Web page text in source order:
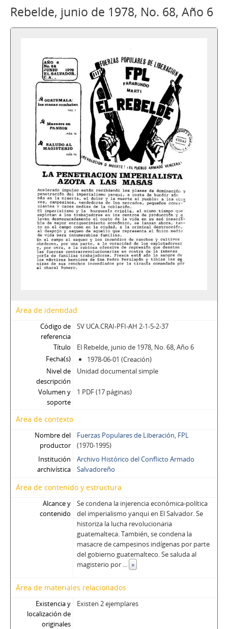
Rebelde, junio de 1978, No. 68, Año 6
Área de identidad
Código de
referencia
SV UCA.CRAI-PFI-AH 2-1-5-2-37
Título
El Rebelde, junio de 1978, No. 68, Año 6
Fecha(s)
1978-06-01 (Creación)
Nivel de
descripción
Unidad documental simple
Volumen y
soporte
1 PDF (17 páginas)
Área de contexto
Nombre del
productor
Fuerzas Populares de Liberación, FPL
(1970-1995)
Institución
archivística
Archivo Histórico del Conflicto Armado
Salvadoreño
Área de contenido y estructura
Alcance y
contenido
Se condena la injerencia económica-política
del imperialismo yanqui en El Salvador. Se
historiza la lucha revolucionaria
guatemalteca. También, se condena la
masacre de campesinos indígenas por parte
del gobierno guatemalteco. Se saluda al
magisterio por ... »
Área de materiales relacionados
Existencia y
localización de
originales
Existen 2 ejemplares